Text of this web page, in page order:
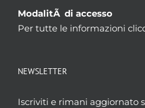
ModalitÃ di accesso
Per tutte le informazioni
NEWSLETTER
Iscriviti e rimani aggiornato